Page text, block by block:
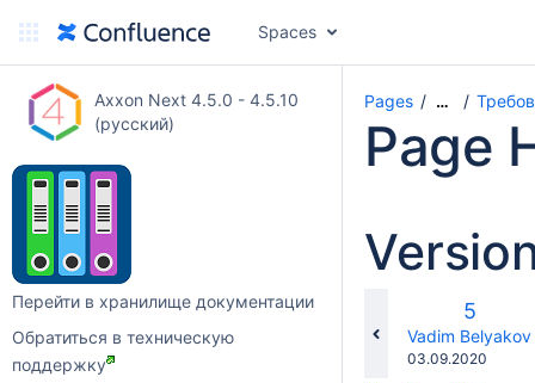
Spaces
Axxon Next 4.5.0 - 4.5.10
(русский)
Перейти в хранилище документации
Обратиться в техническую
поддержку
Pages …
Page
Old
Version
5
Vadim Belyakov
Saved
03.09.2020